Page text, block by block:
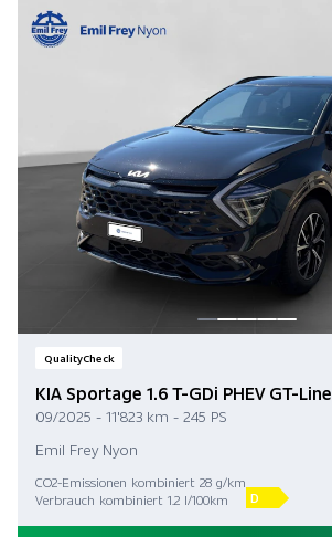
QualityCheck
KIA Sportage 1.6 T-GDi PHEV GT-Line
09/2025 - 11'823 km - 245 PS
Emil Frey Nyon
CO2-Emissionen kombiniert 28 g/km
Verbrauch kombiniert 1.2 l/100km
D